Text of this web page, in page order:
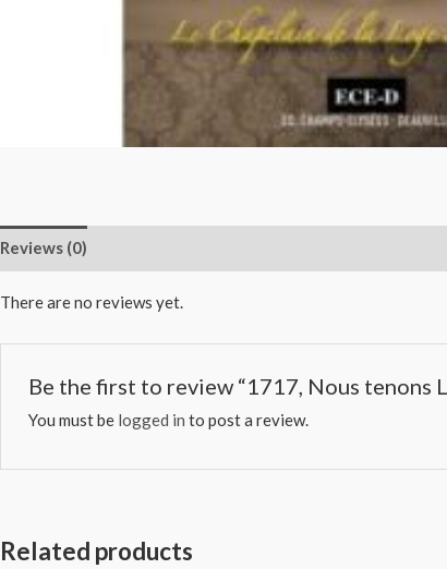
Reviews (0)
There are no reviews yet.
Be the first to review “1717, Nous tenons
You must be logged in to post a review.
Related products